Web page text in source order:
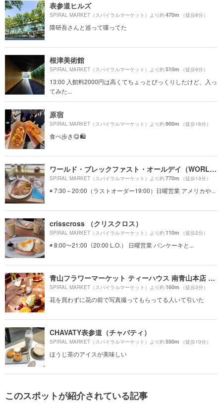
表参道ヒルズ
SPIRAL MARKET（スパイラルマーケット）より約470m （徒歩8分）
隈研吾さんと巡って喋ってた
根津美術館
SPIRAL MARKET（スパイラルマーケット）より約510m （徒歩9分）
13:00 入館料2000円は高くてちょっとびっくりしたけど、入っ
てみた...
原宿
SPIRAL MARKET（スパイラルマーケット）より約900m （徒歩16分）
食べ歩き😋🛍
ワールド・ブレックファスト・オールデイ（WORLD BREAKFAST ALLDAY）
SPIRAL MARKET（スパイラルマーケット）より約770m （徒歩13分）
◉ 7:30～20:00（ラストオーダー19:00）日曜営業 アメリカや...
crisscross （クリスクロス）
SPIRAL MARKET（スパイラルマーケット）より約110m （徒歩2分）
◉ 8:00〜21:00（20:00 L.O.） 日曜営業 パンケーキと...
青山フラワーマーケット ティーハウス 南青山本店 （Aoyama Flower Market TEA HOUSE）
SPIRAL MARKET（スパイラルマーケット）より約160m （徒歩3分）
花を買わずに花の前で写真撮ってもらってる人いて引いた
CHAVATY表参道（チャバティ）
SPIRAL MARKET（スパイラルマーケット）より約550m （徒歩10分）
ほうじ茶のアイスが美味しい
このスポットが紹介されている記事